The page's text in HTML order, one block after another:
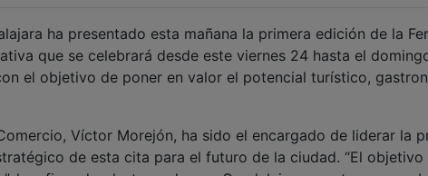
ha presentado esta mañana la primera edición de la
que se celebrará desde este viernes 24 hasta el
el objetivo de poner en valor el potencial turístico,
Víctor Morejón, ha sido el encargado de liderar la
de esta cita para el futuro de la ciudad. “El